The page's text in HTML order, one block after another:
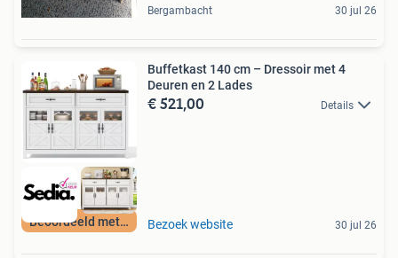
Bergambacht 30 jul 26
Beoordeeld met 9+
Buffetkast 140 cm – Dressoir met 4
Deuren en 2 Lades
€ 521,00 Details
Bezoek website 30 jul 26